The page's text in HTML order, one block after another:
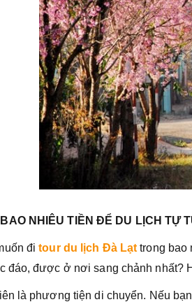
NHIÊU TIỀN ĐỂ DU LỊCH TỰ
đitour du lịch Đà Lạt trong bao
đáo, được ở nơi sang chảnh nhất?
là phương tiện di chuyển. Nếu